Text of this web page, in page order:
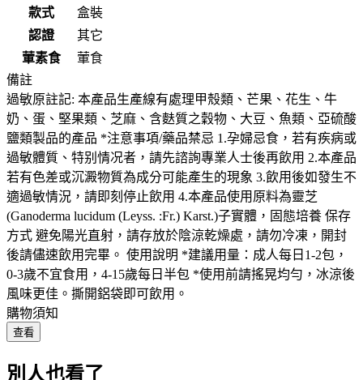
款式
盒裝
認證
其它
葷素食
葷食
備註
過敏原註記: 本產品生產線有處理甲殼類、芒果、花生、牛
奶、蛋、堅果類、芝麻、含麩質之穀物、大豆、魚類、亞硫酸
鹽類製品的產品 *注意事項/藥品禁忌 1.孕婦忌食，若有疾病或
過敏體質、特别情况者，請先諮詢專業人士後再飲用 2.本產品
若有色差或沉澱物質為成分可能產生的現象 3.飲用後如發生不
適過敏情況，請即刻停止飲用 4.本產品使用原料為靈芝
(Ganoderma lucidum (Leyss. :Fr.) Karst.)子實體，固態培養 保存
方式 避免陽光直射，請存放於陰涼乾燥處，請勿冷凍，開封
後請儘速飲用完畢。 使用說明 *建議用量：成人每日1-2包，
0-3歲不宜食用，4-15歲每日半包 *使用前請搖晃均勻，冰涼後
風味更佳。撕開鋁袋即可飲用。
購物須知
查看
別人也看了